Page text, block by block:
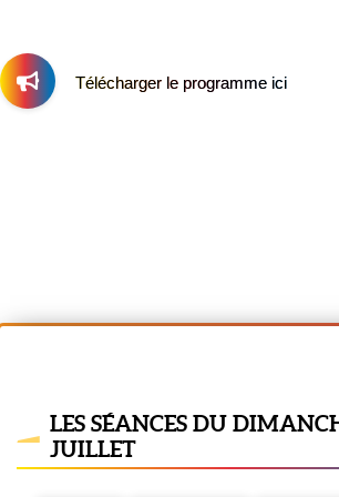
Télécharger le programme ici
LES SÉANCES DU
JUILLET